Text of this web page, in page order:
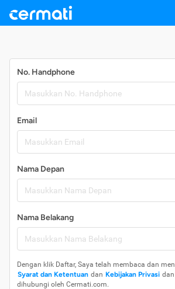
No. Handphone
Email
Nama Depan
Nama Belakang
Dengan klik Daftar, Saya telah membaca dan
Syarat dan Ketentuan dan Kebijakan Privasi
dihubungi oleh Cermati.com.